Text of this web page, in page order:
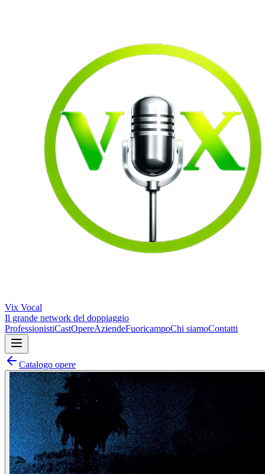
Vix Vocal
Il grande network del doppiaggio
ProfessionistiCastOpereAziendeFuoricampoChi siamoContatti
Catalogo opere